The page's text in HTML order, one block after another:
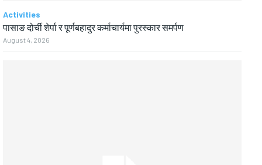
Activities
पासाङ दोर्ची शेर्पा र पूर्णबहादुर कर्माचार्यमा पुरस्कार समर्पण
August 4, 2026